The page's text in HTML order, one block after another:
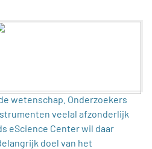
wetenschap. Onderzoekers
veelal afzonderlijk
eScience Center wil daar
doel van het